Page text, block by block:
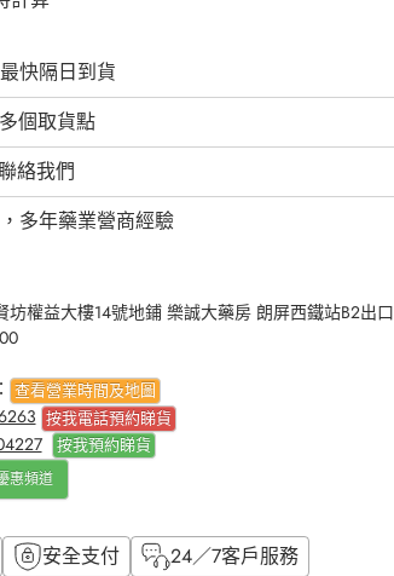
快隔日到貨
個取貨點
絡我們
多年藥業營商經驗
坊權益大樓14號地鋪 樂誠大藥房 朗屏西鐵站B2出口
查看營業時間及地圖
按我電話預約睇貨
按我預約睇貨
惠頻道
安全支付
24／7客戶服務